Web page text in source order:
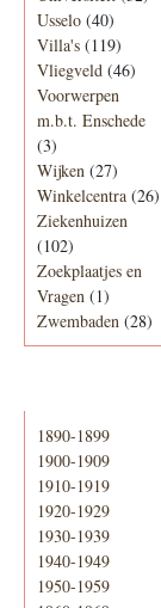
Usselo (40)
Villa's (119)
Vliegveld (46)
Voorwerpen
m.b.t. Enschede
(3)
Wijken (27)
Winkelcentra (26)
Ziekenhuizen
(102)
Zoekplaatjes en
Vragen (1)
Zwembaden (28)
1890-1899
1900-1909
1910-1919
1920-1929
1930-1939
1940-1949
1950-1959